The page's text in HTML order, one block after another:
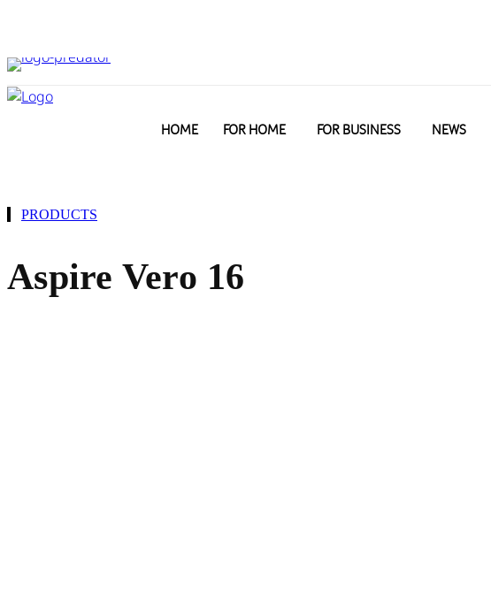
HOME FOR HOME FOR BUSINESS NEWS
PRODUCTS
Aspire Vero 16